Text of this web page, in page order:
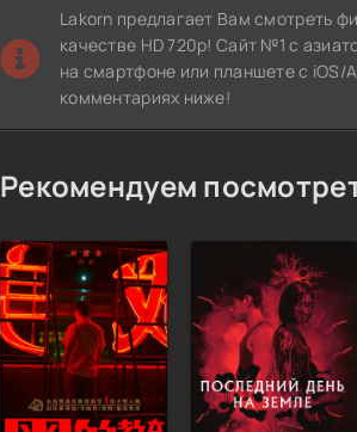
Lakorn предлагает Вам смотреть
качестве HD 720p! Сайт №1 с
на смартфоне или планшете с iOS/
комментариях ниже!
Рекомендуем